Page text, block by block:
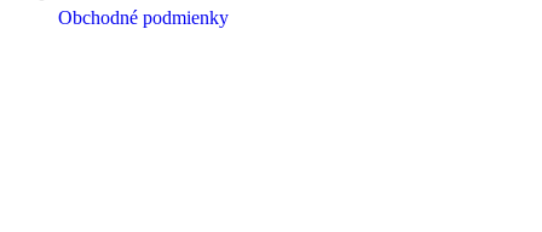
Obchodné podmienky